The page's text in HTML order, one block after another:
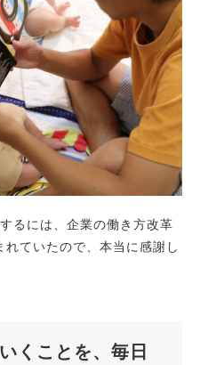
るには、企業の働き方改革
ていたので、本当に感謝し
くことを、毎日